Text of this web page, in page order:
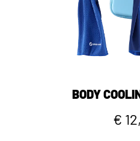
BODY
€